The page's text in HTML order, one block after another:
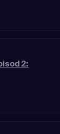
2: